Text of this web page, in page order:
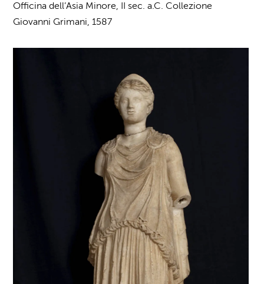
Officina dell’Asia Minore, II sec. a.C. Collezione
Giovanni Grimani, 1587